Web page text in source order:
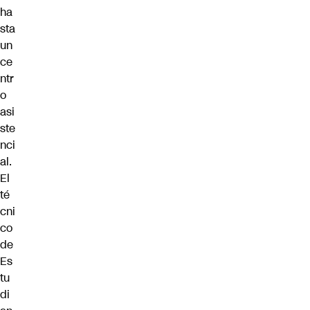
ha
sta
un
ce
ntr
o
asi
ste
nci
al.
El
té
cni
co
de
Es
tu
di